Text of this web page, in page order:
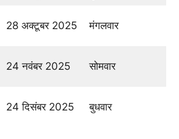
28 अक्टूबर 2025 मंगलवार
24 नवंबर 2025 सोमवार
24 दिसंबर 2025 बुधवार